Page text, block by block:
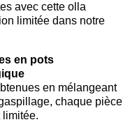
avec cette olla
limitée dans notre
en pots
en mélangeant
chaque pièce